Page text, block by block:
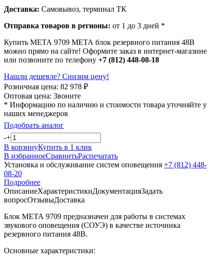
Доставка: Самовывоз, терминал ТК
Отправка товаров в регионы: от 1 до 3 дней *
Купить МЕТА 9709 МЕТА блок резервного питания 48В
можно прямо на сайте! Оформите заказ в интернет-магазине
или позвоните по телефону +7 (812) 448-08-18
Нашли дешевле? Снизим цену!
Розничная цена: 82 978 ₽
Оптовая цена: Звоните
* Информацию по наличию и стоимости товара уточняйте у
наших менеджеров
Подобрать аналог
-+
В корзинуКупить в 1 клик
В избранноеСравнитьРаспечатать
Установка и обслуживание систем оповещения +7 (812) 448-
08-20
Подробнее
ОписаниеХарактеристикиДокументацияЗадать
вопросОтзывыДоставка
Блок МЕТА 9709 предназначен для работы в системах
звукового оповещения (СОУЭ) в качестве источника
резервного питания 48В.
Основные характеристики: